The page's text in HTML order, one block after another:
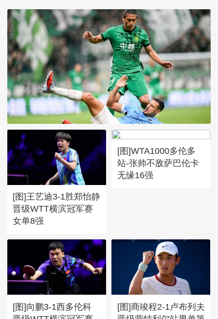
[图]张玉宁传射达万双响 北
京国安4-0深圳新鹏城
[图]王艺迪3-1胜郑怡静
晋级WTT横滨冠军赛
女单8强
[图]WTA1000多伦多
站-张帅不敌萨巴伦卡
无缘16强
[图]向鹏3-1西多伦科
[图]商竣程2-1卢布列夫